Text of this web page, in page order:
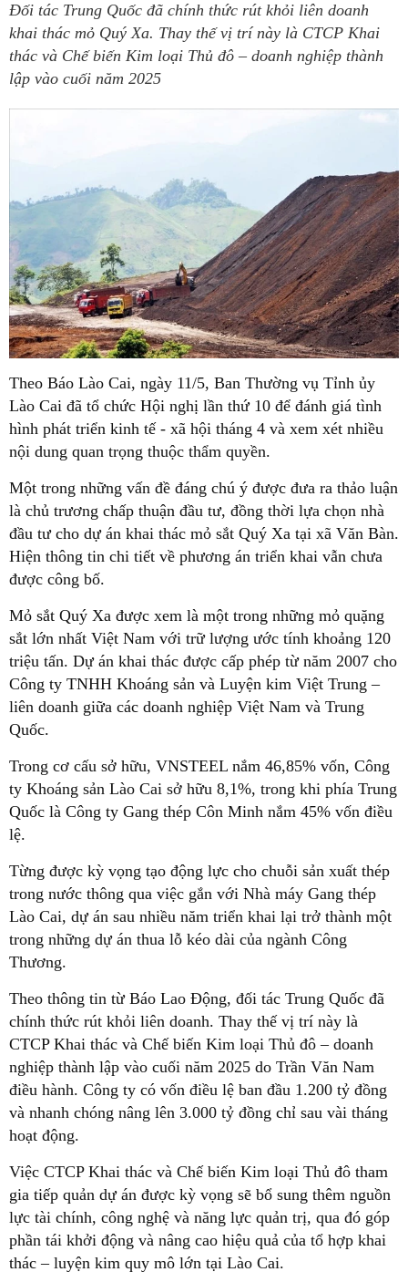
Đối tác Trung Quốc đã chính thức rút khỏi liên doanh
khai thác mỏ Quý Xa. Thay thế vị trí này là CTCP Khai
thác và Chế biến Kim loại Thủ đô – doanh nghiệp thành
lập vào cuối năm 2025
Theo Báo Lào Cai, ngày 11/5, Ban Thường vụ Tỉnh ủy
Lào Cai đã tổ chức Hội nghị lần thứ 10 để đánh giá tình
hình phát triển kinh tế - xã hội tháng 4 và xem xét nhiều
nội dung quan trọng thuộc thẩm quyền.
Một trong những vấn đề đáng chú ý được đưa ra thảo luận
là chủ trương chấp thuận đầu tư, đồng thời lựa chọn nhà
đầu tư cho dự án khai thác mỏ sắt Quý Xa tại xã Văn Bàn.
Hiện thông tin chi tiết về phương án triển khai vẫn chưa
được công bố.
Mỏ sắt Quý Xa được xem là một trong những mỏ quặng
sắt lớn nhất Việt Nam với trữ lượng ước tính khoảng 120
triệu tấn. Dự án khai thác được cấp phép từ năm 2007 cho
Công ty TNHH Khoáng sản và Luyện kim Việt Trung –
liên doanh giữa các doanh nghiệp Việt Nam và Trung
Quốc.
Trong cơ cấu sở hữu, VNSTEEL nắm 46,85% vốn, Công
ty Khoáng sản Lào Cai sở hữu 8,1%, trong khi phía Trung
Quốc là Công ty Gang thép Côn Minh nắm 45% vốn điều
lệ.
Từng được kỳ vọng tạo động lực cho chuỗi sản xuất thép
trong nước thông qua việc gắn với Nhà máy Gang thép
Lào Cai, dự án sau nhiều năm triển khai lại trở thành một
trong những dự án thua lỗ kéo dài của ngành Công
Thương.
Theo thông tin từ Báo Lao Động, đối tác Trung Quốc đã
chính thức rút khỏi liên doanh. Thay thế vị trí này là
CTCP Khai thác và Chế biến Kim loại Thủ đô – doanh
nghiệp thành lập vào cuối năm 2025 do Trần Văn Nam
điều hành. Công ty có vốn điều lệ ban đầu 1.200 tỷ đồng
và nhanh chóng nâng lên 3.000 tỷ đồng chỉ sau vài tháng
hoạt động.
Việc CTCP Khai thác và Chế biến Kim loại Thủ đô tham
gia tiếp quản dự án được kỳ vọng sẽ bổ sung thêm nguồn
lực tài chính, công nghệ và năng lực quản trị, qua đó góp
phần tái khởi động và nâng cao hiệu quả của tổ hợp khai
thác – luyện kim quy mô lớn tại Lào Cai.